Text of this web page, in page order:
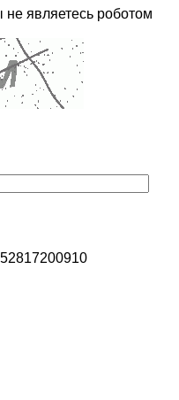
являетесь роботом